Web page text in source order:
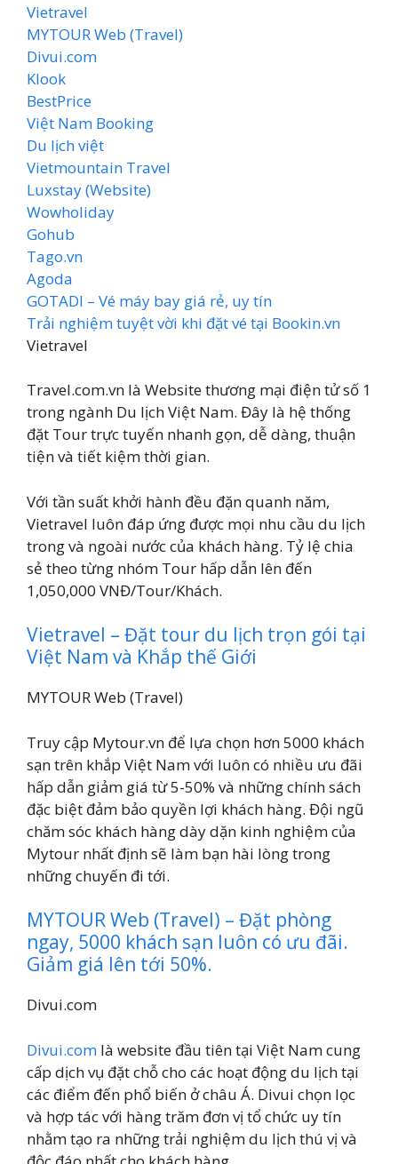
Vietravel
MYTOUR Web (Travel)
Divui.com
Klook
BestPrice
Việt Nam Booking
Du lịch việt
Vietmountain Travel
Luxstay (Website)
Wowholiday
Gohub
Tago.vn
Agoda
GOTADI – Vé máy bay giá rẻ, uy tín
Trải nghiệm tuyệt vời khi đặt vé tại Bookin.vn
Vietravel
Travel.com.vn là Website thương mại điện tử số 1
trong ngành Du lịch Việt Nam. Đây là hệ thống
đặt Tour trực tuyến nhanh gọn, dễ dàng, thuận
tiện và tiết kiệm thời gian.
Với tần suất khởi hành đều đặn quanh năm,
Vietravel luôn đáp ứng được mọi nhu cầu du lịch
trong và ngoài nước của khách hàng. Tỷ lệ chia
sẻ theo từng nhóm Tour hấp dẫn lên đến
1,050,000 VNĐ/Tour/Khách.
Vietravel – Đặt tour du lịch trọn gói tại
Việt Nam và Khắp thế Giới
MYTOUR Web (Travel)
Truy cập Mytour.vn để lựa chọn hơn 5000 khách
sạn trên khắp Việt Nam với luôn có nhiều ưu đãi
hấp dẫn giảm giá từ 5-50% và những chính sách
đặc biệt đảm bảo quyền lợi khách hàng. Đội ngũ
chăm sóc khách hàng dày dặn kinh nghiệm của
Mytour nhất định sẽ làm bạn hài lòng trong
những chuyến đi tới.
MYTOUR Web (Travel) – Đặt phòng
ngay, 5000 khách sạn luôn có ưu đãi.
Giảm giá lên tới 50%.
Divui.com
Divui.com là website đầu tiên tại Việt Nam cung
cấp dịch vụ đặt chỗ cho các hoạt động du lịch tại
các điểm đến phổ biến ở châu Á. Divui chọn lọc
và hợp tác với hàng trăm đơn vị tổ chức uy tín
nhằm tạo ra những trải nghiệm du lịch thú vị và